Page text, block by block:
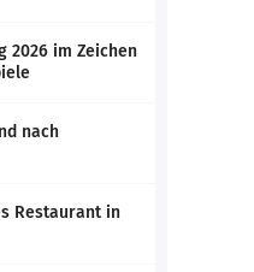
2026 im Zeichen
nach
Restaurant in